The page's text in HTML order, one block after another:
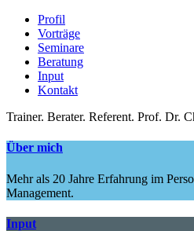
Profil
Vorträge
Seminare
Beratung
Input
Kontakt
Trainer. Berater. Referent. Prof. Dr.
Über mich
Mehr als 20 Jahre Erfahrung im
Management.
Input